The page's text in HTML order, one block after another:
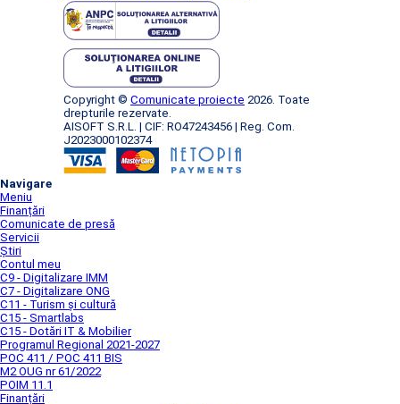
Copyright © Comunicate proiecte 2026. Toate
drepturile rezervate.
AISOFT S.R.L. | CIF: RO47243456 | Reg. Com.
J2023000102374
Navigare
Meniu
Finanțări
Comunicate de presă
Servicii
Știri
Contul meu
C9 - Digitalizare IMM
C7 - Digitalizare ONG
C11 - Turism și cultură
C15 - Smartlabs
C15 - Dotări IT & Mobilier
Programul Regional 2021-2027
POC 411 / POC 411 BIS
M2 OUG nr 61/2022
POIM 11.1
Finanțări